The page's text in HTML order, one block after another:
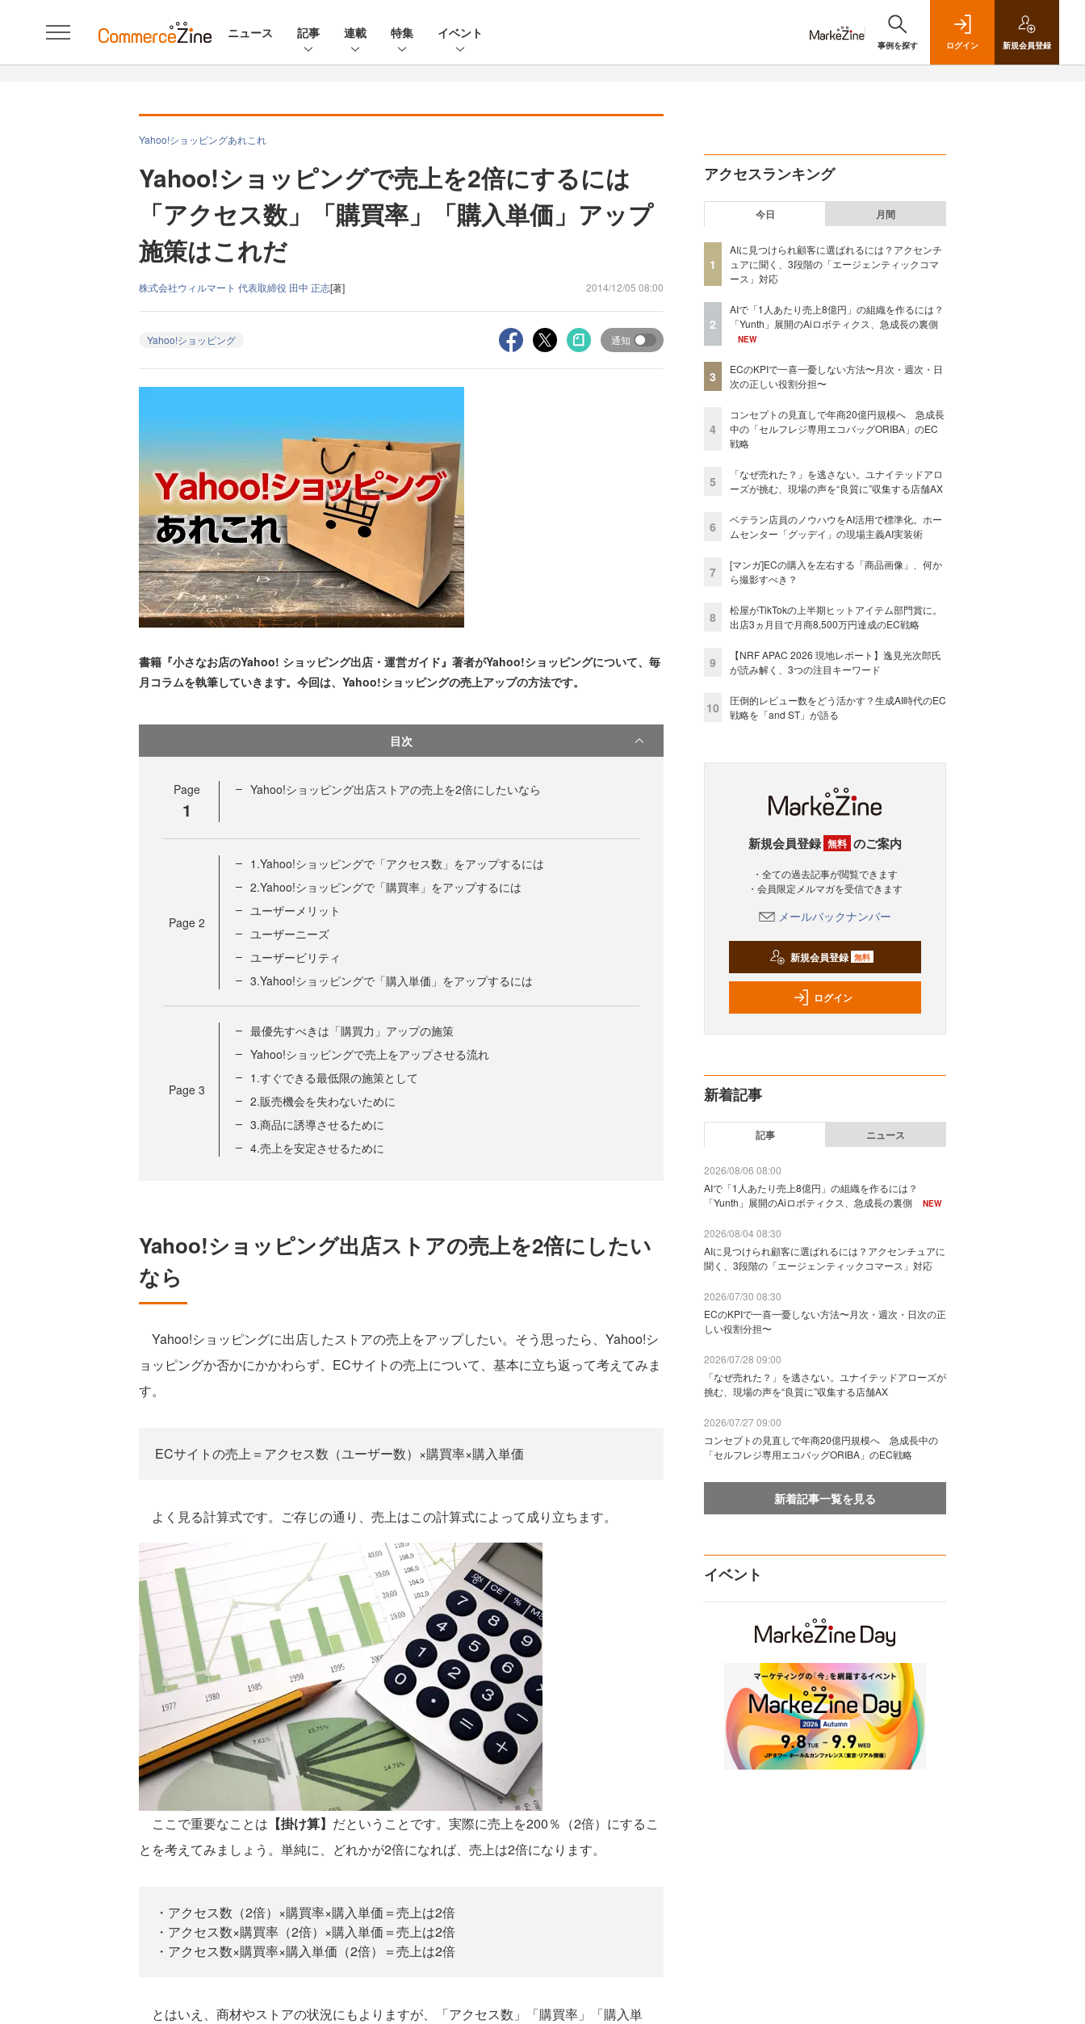
ニュース 記事 連載 特集 イベント
事例を探す ログイン 新規会員登録
Yahoo!ショッピングあれこれ
Yahoo!ショッピングで売上を2倍にするには
「アクセス数」「購買率」「購入単価」アップ
施策はこれだ
株式会社ウィルマート 代表取締役 田中 正志[著] 2014/12/05 08:00
Yahoo!ショッピング 通知
書籍『小さなお店のYahoo! ショッピング出店・運営ガイド』著者がYahoo!ショッピングについて、毎
月コラムを執筆していきます。今回は、Yahoo!ショッピングの売上アップの方法です。
目次
Page
1
Yahoo!ショッピング出店ストアの売上を2倍にしたいなら
Page 2
1.Yahoo!ショッピングで「アクセス数」をアップするには
2.Yahoo!ショッピングで「購買率」をアップするには
ユーザーメリット
ユーザーニーズ
ユーザービリティ
3.Yahoo!ショッピングで「購入単価」をアップするには
Page 3
最優先すべきは「購買力」アップの施策
Yahoo!ショッピングで売上をアップさせる流れ
1.すぐできる最低限の施策として
2.販売機会を失わないために
3.商品に誘導させるために
4.売上を安定させるために
Yahoo!ショッピング出店ストアの売上を2倍にしたい
なら
Yahoo!ショッピングに出店したストアの売上をアップしたい。そう思ったら、Yahoo!シ
ョッピングか否かにかかわらず、ECサイトの売上について、基本に立ち返って考えてみま
す。
ECサイトの売上＝アクセス数（ユーザー数）×購買率×購入単価
よく見る計算式です。ご存じの通り、売上はこの計算式によって成り立ちます。
ここで重要なことは 【掛け算】 だということです。実際に売上を200％（2倍）にするこ
とを考えてみましょう。単純に、どれかが2倍になれば、売上は2倍になります。
・アクセス数（2倍）×購買率×購入単価＝売上は2倍
・アクセス数×購買率（2倍）×購入単価＝売上は2倍
・アクセス数×購買率×購入単価（2倍）＝売上は2倍
とはいえ、商材やストアの状況にもよりますが、「アクセス数」「購買率」「購入単
アクセスランキング
今日 月間
1
AIに見つけられ顧客に選ばれるには？アクセンチ
ュアに聞く、3段階の「エージェンティックコマ
ース」対応
2
AIで「1人あたり売上8億円」の組織を作るには？
「Yunth」展開のAiロボティクス、急成長の裏側
NEW
3
ECのKPIで一喜一憂しない方法〜月次・週次・日
次の正しい役割分担〜
4
コンセプトの見直しで年商20億円規模へ 急成長
中の「セルフレジ専用エコバッグORIBA」のEC
戦略
5
「なぜ売れた？」を逃さない。ユナイテッドアロ
ーズが挑む、現場の声を“良質に”収集する店舗AX
6
ベテラン店員のノウハウをAI活用で標準化。ホー
ムセンター「グッデイ」の現場主義AI実装術
7
[マンガ]ECの購入を左右する「商品画像」、何か
ら撮影すべき？
8
松屋がTikTokの上半期ヒットアイテム部門賞に。
出店3ヵ月目で月商8,500万円達成のEC戦略
9
【NRF APAC 2026 現地レポート】逸見光次郎氏
が読み解く、3つの注目キーワード
10
圧倒的レビュー数をどう活かす？生成AI時代のEC
戦略を「and ST」が語る
新規会員登録 無料 のご案内
・全ての過去記事が閲覧できます
・会員限定メルマガを受信できます
メールバックナンバー
新規会員登録 無料
ログイン
新着記事
記事 ニュース
2026/08/06 08:00
AIで「1人あたり売上8億円」の組織を作るには？
「Yunth」展開のAiロボティクス、急成長の裏側
NEW
2026/08/04 08:30
AIに見つけられ顧客に選ばれるには？アクセンチュアに
聞く、3段階の「エージェンティックコマース」対応
2026/07/30 08:30
ECのKPIで一喜一憂しない方法〜月次・週次・日次の正
しい役割分担〜
2026/07/28 09:00
「なぜ売れた？」を逃さない。ユナイテッドアローズが
挑む、現場の声を“良質に”収集する店舗AX
2026/07/27 09:00
コンセプトの見直しで年商20億円規模へ 急成長中の
「セルフレジ専用エコバッグORIBA」のEC戦略
新着記事一覧を見る
イベント